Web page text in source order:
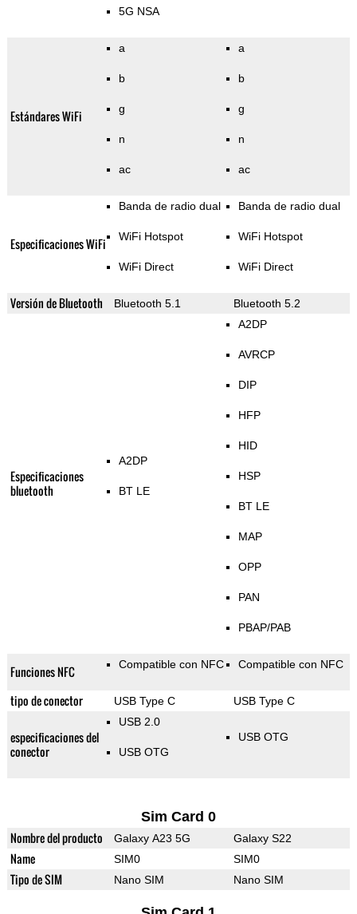
5G NSA
Estándares WiFi
a
b
g
n
ac
a
b
g
n
ac
Especificaciones WiFi
Banda de radio dual
WiFi Hotspot
WiFi Direct
Banda de radio dual
WiFi Hotspot
WiFi Direct
Versión de Bluetooth Bluetooth 5.1 Bluetooth 5.2
Especificaciones
bluetooth
A2DP
BT LE
A2DP
AVRCP
DIP
HFP
HID
HSP
BT LE
MAP
OPP
PAN
PBAP/PAB
Funciones NFC Compatible con NFC Compatible con NFC
tipo de conector USB Type C USB Type C
especificaciones del
conector
USB 2.0
USB OTG
USB OTG
Sim Card 0
Nombre del producto Galaxy A23 5G Galaxy S22
Name SIM0 SIM0
Tipo de SIM Nano SIM Nano SIM